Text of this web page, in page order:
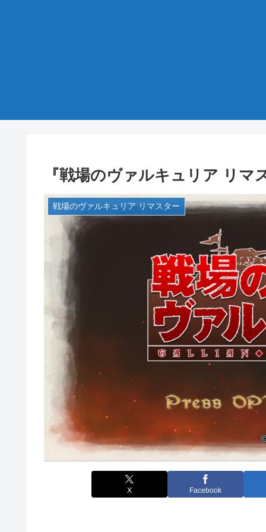
『戦場のヴァルキュリア リマ
戦場のヴァルキュリア リマスター
X Facebook